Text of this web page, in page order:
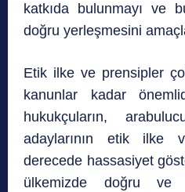
katkıda bulunmayı ve
doğru yerleşmesini
Etik ilke ve prensipler
kanunlar kadar
hukukçuların,
adaylarının etik ilke
derecede hassasiyet
ülkemizde doğru